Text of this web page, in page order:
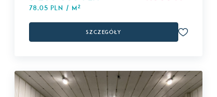
78,05 PLN / m2
Szczegóły